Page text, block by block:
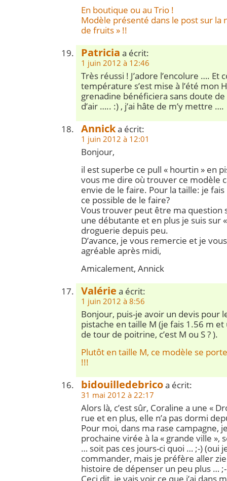
En boutique ou au Trio !
Modèle présenté dans le post sur la
de fruits » !!
Patricia a écrit:
1 juin 2012 à 12:46
Très réussi ! J’adore l’encolure …. Et
température s’est mise à l’été mon
grenadine bénéficiera sans doute
d’air ….. :) , j’ai hâte de m’y mettre ….
Annicka écrit:
1 juin 2012 à 12:01
Bonjour,
il est superbe ce pull « hourtin » en
vous me dire où trouver ce modèle
envie de le faire. Pour la taille: je
ce possible de le faire?
Vous trouver peut être ma question
une débutante et en plus je suis sur
droguerie depuis peu.
D’avance, je vous remercie et je
agréable après midi,
Amicalement, Annick
Valérie a écrit:
1 juin 2012 à 8:56
Bonjour, puis-je avoir un devis pour
pistache en taille M (je fais 1.56 m
de tour de poitrine, c’est M ou S ? ).
Plutôt en taille M, ce modèle se
!!!
bidouilledebricoa écrit:
31 mai 2012 à 22:17
Alors là, c’est sûr, Coraline a une «
rue et en plus, elle n’a pas dormi
Pour moi, dans ma rase campagne,
prochaine virée à la « grande ville »,
… soit pas ces jours-ci quoi … ;-) (oui
commander, mais je préfère aller
histoire de dépenser un peu plus …
Ceci dit, je vais voir ce que j’ai dans